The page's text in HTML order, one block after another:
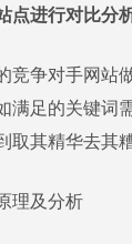
点进行对比分
争对手网站
满足的关键词需
取其精华去其糟
及分析